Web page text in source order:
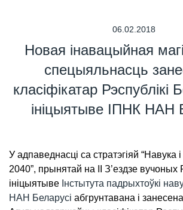
06.02.2018
Новая інавацыйная
спецыяльнасць
класіфікатар Рэспублікі
ініцыятыве ІПНК НАН
У адпаведнасці са стратэгіяй “Навука і
2040”, прынятай на II З’ездзе вучоных
ініцыятыве Інстытута падрыхтоўкі
НАН Беларусі абгрунтавана і